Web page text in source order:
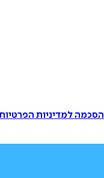
הסכמה למדיניות